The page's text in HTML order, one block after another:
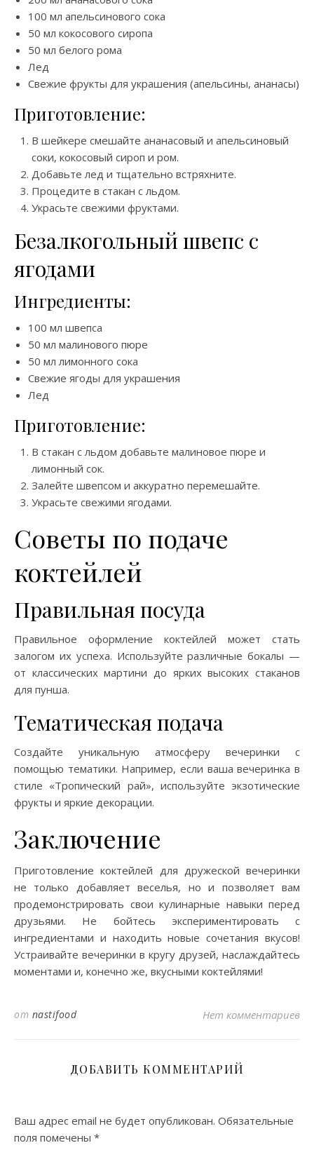
100 мл апельсинового сока
50 мл кокосового сиропа
50 мл белого рома
Лед
Свежие фрукты для украшения (апельсины, ананасы)
Приготовление:
В шейкере смешайте ананасовый и апельсиновый
соки, кокосовый сироп и ром.
Добавьте лед и тщательно встряхните.
Процедите в стакан с льдом.
Украсьте свежими фруктами.
Безалкогольный швепс с
ягодами
Ингредиенты:
100 мл швепса
50 мл малинового пюре
50 мл лимонного сока
Свежие ягоды для украшения
Лед
Приготовление:
В стакан с льдом добавьте малиновое пюре и
лимонный сок.
Залейте швепсом и аккуратно перемешайте.
Украсьте свежими ягодами.
Советы по подаче
коктейлей
Правильная посуда
Правильное оформление коктейлей может стать
залогом их успеха. Используйте различные бокалы —
от классических мартини до ярких высоких стаканов
для пунша.
Тематическая подача
Создайте уникальную атмосферу вечеринки с
помощью тематики. Например, если ваша вечеринка в
стиле «Тропический рай», используйте экзотические
фрукты и яркие декорации.
Заключение
Приготовление коктейлей для дружеской вечеринки
не только добавляет веселья, но и позволяет вам
продемонстрировать свои кулинарные навыки перед
друзьями. Не бойтесь экспериментировать с
ингредиентами и находить новые сочетания вкусов!
Устраивайте вечеринки в кругу друзей, наслаждайтесь
моментами и, конечно же, вкусными коктейлями!
от nastifood Нет комментариев
ДОБАВИТЬ КОММЕНТАРИЙ
Ваш адрес email не будет опубликован. Обязательные
поля помечены *